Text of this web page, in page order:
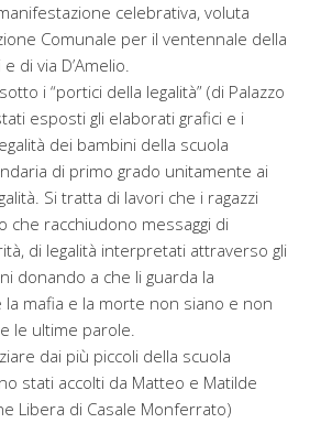
celebrativa, voluta
Comunale per il ventennale della
di via D’Amelio.
i “portici della legalità” (di Palazzo
esposti gli elaborati grafici e i
dei bambini della scuola
di primo grado unitamente ai
Si tratta di lavori che i ragazzi
che racchiudono messaggi di
di legalità interpretati attraverso gli
donando a che li guarda la
la mafia e la morte non siano e non
le ultime parole.
dai più piccoli della scuola
stati accolti da Matteo e Matilde
Libera di Casale Monferrato)